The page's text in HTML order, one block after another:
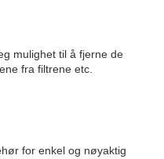
mulighet til å fjerne de
fra filtrene etc.
for enkel og nøyaktig